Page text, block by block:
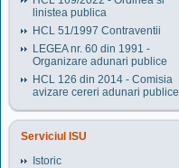
linistea publica
HCL 51/1997 Contraventii
LEGEA nr. 60 din 1991 -
Organizare adunari publice
HCL 126 din 2014 - Comisia
avizare cereri adunari publice
Serviciul ISU
Istoric